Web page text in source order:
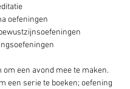
oefeningen
om een avond mee te maken.
een serie te boeken; oefening